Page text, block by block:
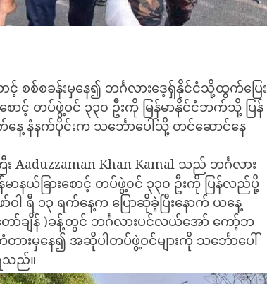
ာင့် စစ်စခန်းမှနေ၍ ဘင်္ဂလားဒေ့ရှ်နိုင်ငံသို့ထွက်ပြေး
ာင့် တပ်ဖွဲ့ဝင် ၃၃၀ ဦးကို မြန်မာနိုင်ငံဘက်သို့ ပြန်
နေ့ နံနက်ပိုင်းက သင်္ဘောပေါ်သို့ တင်ဆောင်နေ
Aaduzzaman Khan Kamal သည် ဘင်္ဂလား
နယ်ခြားစောင့် တပ်ဖွဲ့၀င် ၃၃၀ ဦးကို ပြန်လည်ပို့
ါ ရီ ၁၃ ရက်နေ့က ပြောဆိုခဲ့ပြီးနောက် ယနေ့
ော်ချိန် )ခန့်တွင် ဘင်္ဂလားပင်လယ်အော် ကော့်ဘ
ားမှနေ၍ အဆိုပါတပ်ဖွဲ့ဝင်များကို သင်္ဘောပေါ်
သည်။